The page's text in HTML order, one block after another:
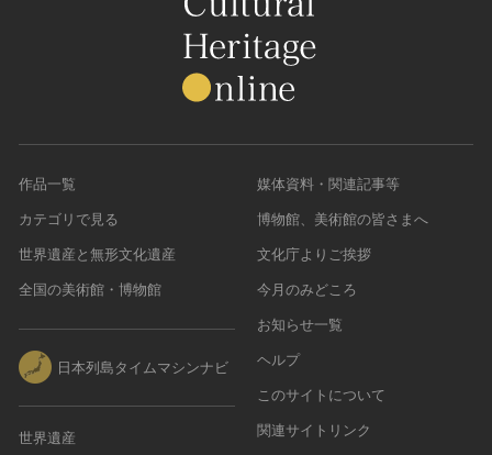
作品一覧
カテゴリで見る
世界遺産と無形文化遺産
全国の美術館・博物館
日本列島タイムマシンナビ
世界遺産
媒体資料・関連記事等
博物館、美術館の皆さまへ
文化庁よりご挨拶
今月のみどころ
お知らせ一覧
ヘルプ
このサイトについて
関連サイトリンク